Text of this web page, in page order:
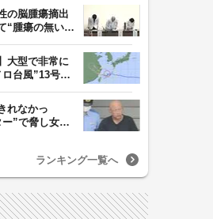
の脳腫瘍摘出
“腫瘍の無い部
大型で非常に
台風”13号の
れなかっ
”で脅し女子
ランキング一覧へ